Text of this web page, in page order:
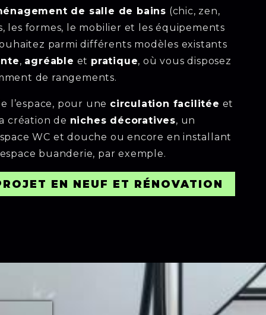
de salle de bains (chic, zen,
les formes, le mobilier et les équipements
parmi différents modèles existants
, agréable et pratique, où vous disposez
de rangements.
l’espace, pour une circulation facilitée et
création de niches décoratives, un
WC et douche ou encore en installant
buanderie, par exemple.
EN NEUF ET RÉNOVATION